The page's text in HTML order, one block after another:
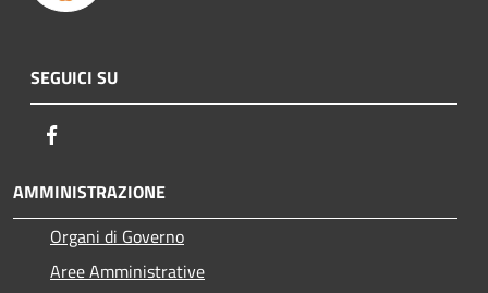
SEGUICI SU
AMMINISTRAZIONE
Organi di Governo
Aree Amministrative